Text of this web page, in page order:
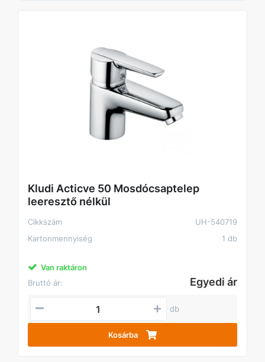
Kludi Acticve 50 Mosdócsaptelep
leeresztő nélkül
Cikkszám
UH-540719
Kartonmennyiség
1 db
Van raktáron
Bruttó ár:
Egyedi ár
db
Kosárba